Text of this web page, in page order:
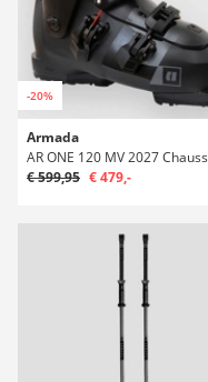
-20%
Armada
€ 599,95 € 479,-